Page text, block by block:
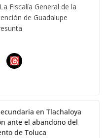
Fiscalía General de la
de Guadalupe
en Tlachaloya
ante el abandono del
de Toluca